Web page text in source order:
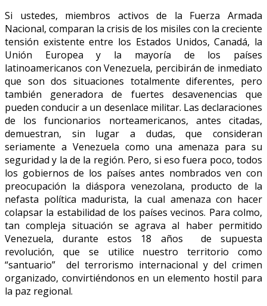
Si ustedes, miembros activos de la Fuerza Armada
Nacional, comparan la crisis de los misiles con la creciente
tensión existente entre los Estados Unidos, Canadá, la
Unión Europea y la mayoría de los países
latinoamericanos con Venezuela, percibirán de inmediato
que son dos situaciones totalmente diferentes, pero
también generadora de fuertes desavenencias que
pueden conducir a un desenlace militar. Las declaraciones
de los funcionarios norteamericanos, antes citadas,
demuestran, sin lugar a dudas, que consideran
seriamente a Venezuela como una amenaza para su
seguridad y la de la región. Pero, si eso fuera poco, todos
los gobiernos de los países antes nombrados ven con
preocupación la diáspora venezolana, producto de la
nefasta política madurista, la cual amenaza con hacer
colapsar la estabilidad de los países vecinos. Para colmo,
tan compleja situación se agrava al haber permitido
Venezuela, durante estos 18 años de supuesta
revolución, que se utilice nuestro territorio como
“santuario” del terrorismo internacional y del crimen
organizado, convirtiéndonos en un elemento hostil para
la paz regional.